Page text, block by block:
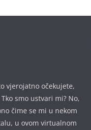
vjerojatno očekujete,
smo ustvari mi? No,
čime se mi u nekom
u ovom virtualnom